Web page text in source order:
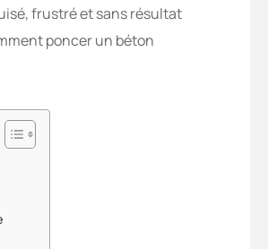
frustré et sans résultat
poncer un béton